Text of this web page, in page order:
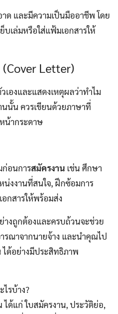
าด และมีความเป็นมืออาชีพ โดย
เล่มหรือใส่แฟ้มเอกสารให้
Letter)
องและแสดงเหตุผลว่าทำไม
นั้น ควรเขียนด้วยภาษาที่
น้ากระดาษ
อนการสมัครงาน เช่น ศึกษา
งงานที่สนใจ, ฝึกซ้อมการ
กสารให้พร้อมส่ง
างถูกต้องและครบถ้วนจะช่วย
รณาจากนายจ้าง และนำคุณไป
ได้อย่างมีประสิทธิภาพ
ไรบ้าง?
ได้แก่ ใบสมัครงาน, ประวัติย่อ,